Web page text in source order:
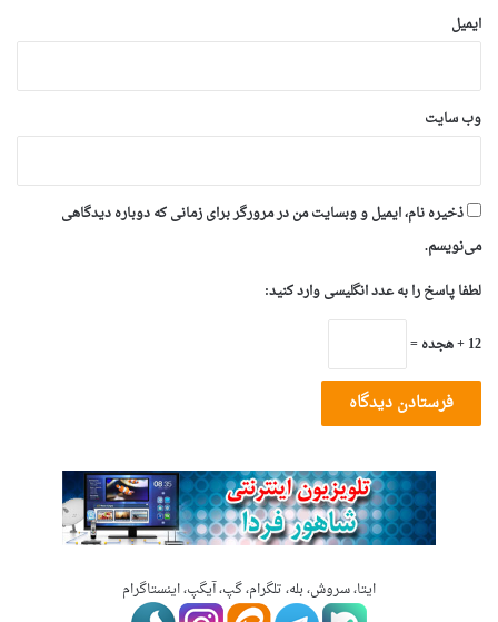
ایمیل
وب‌ سایت
ذخیره نام، ایمیل و وبسایت من در مرورگر برای زمانی که دوباره دیدگاهی
می‌نویسم.
لطفا پاسخ را به عدد انگلیسی وارد کنید:
12 + هجده =
ایتا، سروش، بله، تلگرام، گپ، آیگپ، اینستاگرام